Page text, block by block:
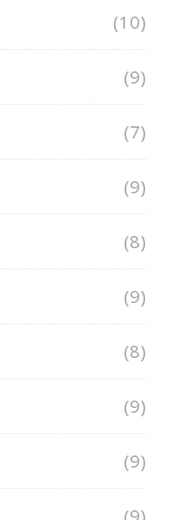
(10)
(9)
(7)
(9)
(8)
(9)
(8)
(9)
(9)
(9)